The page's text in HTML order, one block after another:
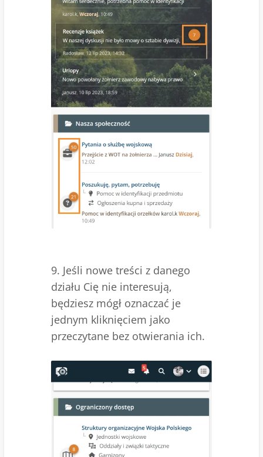
9. Jeśli nowe treści z danego
działu Cię nie interesują,
będziesz mógł oznaczać je
jednym kliknięciem jako
przeczytane bez otwierania ich.